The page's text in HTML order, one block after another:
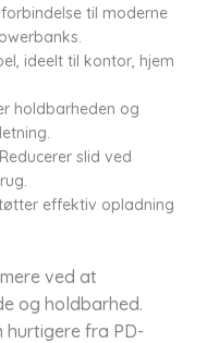
forbindelse til moderne
ideelt til kontor, hjem
holdbarheden og
slid ved
effektiv opladning
ved at
og holdbarhed.
hurtigere fra PD-